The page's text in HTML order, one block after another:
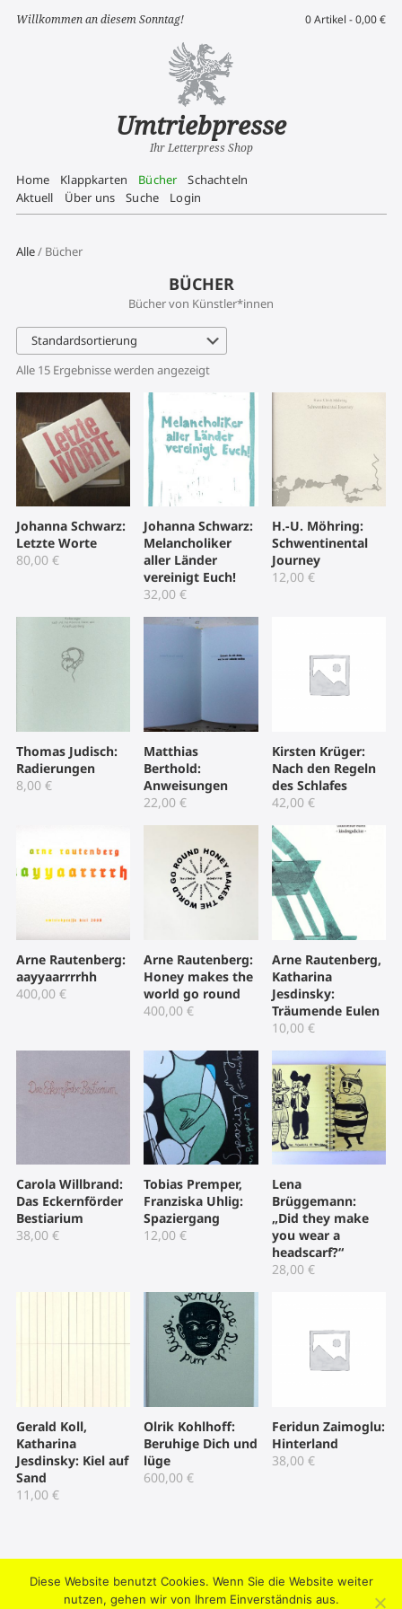
Willkommen an diesem Sonntag!
Umtriebpresse
Ihr Letterpress Shop
0 Artikel -0,00€
Home Klappkarten Bücher
Schachteln
Aktuell
Über uns Suche Login
Alle/ Bücher
BÜCHER
Bücher von Künstler*innen
Alle 15 Ergebnisse werden angezeigt
Johanna Schwarz:
Letzte Worte
80,00 €
Johanna Schwarz:
Melancholiker
aller Länder
vereinigt Euch!
32,00€
H.-U. Möhring:
Schwentinental
Journey
12,00 €
Thomas Judisch:
Radierungen
8,00 €
Matthias
Berthold:
Anweisungen
22,00€
Kirsten Krüger:
Nach den Regeln
des Schlafes
42,00 €
Arne Rautenberg:
aayyaarrrrhh
400,00 €
Arne Rautenberg:
Honey makes the
world go round
400,00€
Arne Rautenberg,
Katharina
Jesdinsky:
Träumende Eulen
10,00 €
Carola Willbrand:
Das Eckernförder
Bestiarium
38,00 €
Tobias Premper,
Franziska Uhlig:
Spaziergang
12,00€
Lena
Brüggemann:
„Did they make
you wear a
headscarf?“
28,00 €
Gerald Koll,
Katharina
Jesdinsky: Kiel auf
Sand
11,00 €
Olrik Kohlhoff:
Beruhige Dich und
lüge
600,00€
Feridun Zaimoglu:
Hinterland
38,00 €
2004-2026 © Umtriebpresse . Knooper Weg 42, 24103 Kiel .
Diese Website benutzt Cookies. Wenn Sie die Website weiter
nutzen, gehen wir von Ihrem Einverständnis aus.